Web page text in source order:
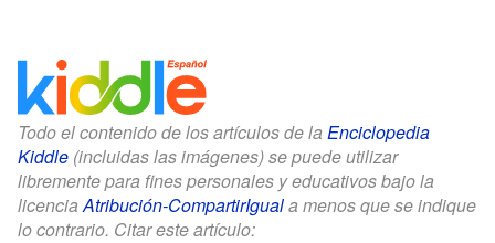
Todo el contenido de los artículos de la Enciclopedia
Kiddle (incluidas las imágenes) se puede utilizar
libremente para fines personales y educativos bajo la
licenciaAtribución-CompartirIguala menos que se indique
lo contrario. Citar este artículo: